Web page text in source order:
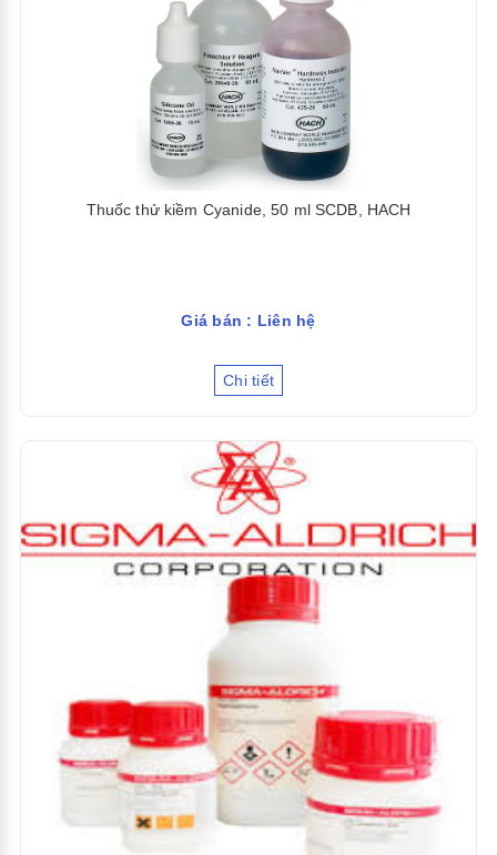
Thuốc thử kiềm Cyanide, 50 ml SCDB, HACH
Giá bán : Liên hệ
Chi tiết